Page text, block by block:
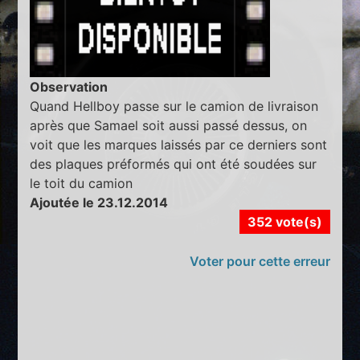
Observation
Quand Hellboy passe sur le camion de livraison
après que Samael soit aussi passé dessus, on
voit que les marques laissés par ce derniers sont
des plaques préformés qui ont été soudées sur
le toit du camion
Ajoutée le 23.12.2014
352 vote(s)
Voter pour cette erreur